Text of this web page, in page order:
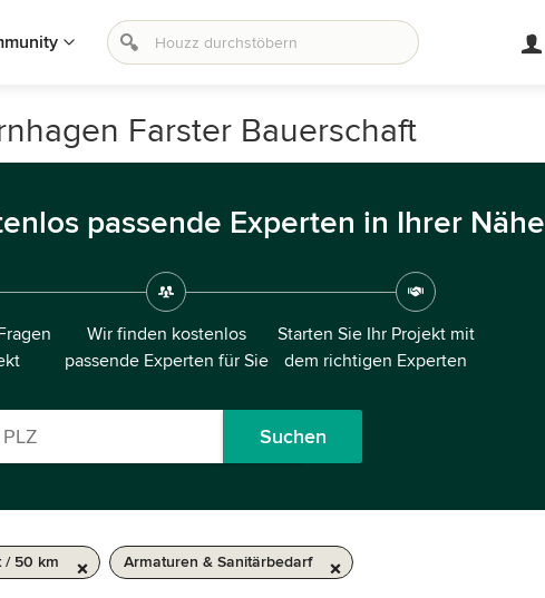
Farster Bauerschaft
passende Experten in Ihrer Nähe
Wir finden kostenlos
passende Experten für Sie
Starten Sie Ihr Projekt mit
dem richtigen Experten
Suchen
/ 50 km Armaturen & Sanitärbedarf